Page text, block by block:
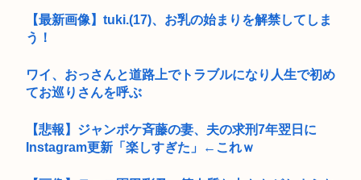
【最新画像】tuki.(17)、お乳の始まりを解禁してしま
う！
ワイ、おっさんと道路上でトラブルになり人生で初め
てお巡りさんを呼ぶ
【悲報】ジャンポケ斉藤の妻、夫の求刑7年翌日に
Instagram更新「楽しすぎた」←これｗ